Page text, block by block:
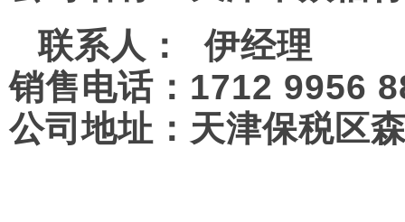
联系人： 伊经理
销售电话：1712 9956
公司地址： 天津保税